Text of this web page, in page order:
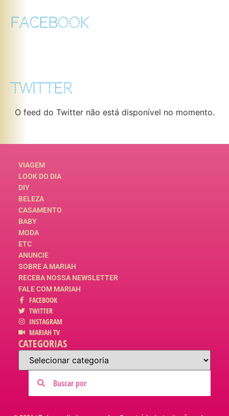
FACEBOOK
TWITTER
O feed do Twitter não está disponível no momento.
VIAGEM
LOOK DO DIA
DIY
BELEZA
CASAMENTO
BABY
MODA
ETC
ANUNCIE
SOBRE A MARIAH
RECEBA NOSSA NEWSLETTER
FALE COM MARIAH
FACEBOOK
TWITTER
INSTAGRAM
MARIAH TV
CATEGORIAS